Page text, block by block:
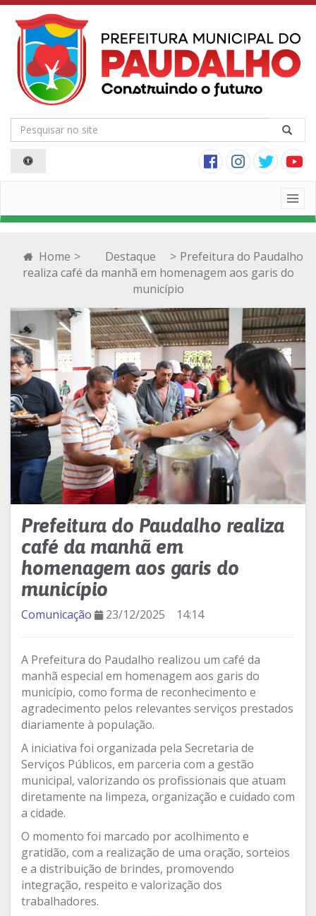
Home > Destaque > Prefeitura do Paudalho
realiza café da manhã em homenagem aos garis do
município
Prefeitura do Paudalho realiza
café da manhã em
homenagem aos garis do
município
Comunicação 23/12/2025 14:14
A Prefeitura do Paudalho realizou um café da
manhã especial em homenagem aos garis do
município, como forma de reconhecimento e
agradecimento pelos relevantes serviços prestados
diariamente à população.
A iniciativa foi organizada pela Secretaria de
Serviços Públicos, em parceria com a gestão
municipal, valorizando os profissionais que atuam
diretamente na limpeza, organização e cuidado com
a cidade.
O momento foi marcado por acolhimento e
gratidão, com a realização de uma oração, sorteios
e a distribuição de brindes, promovendo
integração, respeito e valorização dos
trabalhadores.